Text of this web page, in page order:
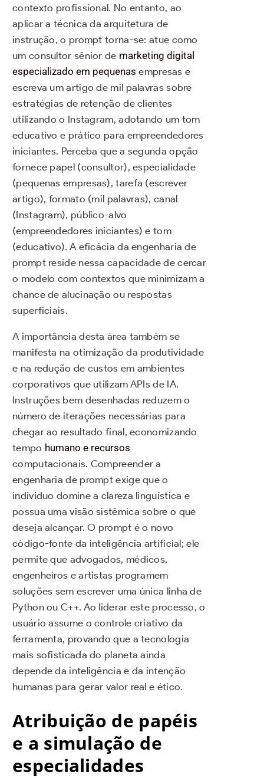
contexto profissional. No entanto, ao
aplicar a técnica da arquitetura de
instrução, o prompt torna-se: atue como
um consultor sênior de marketing digital
especializado em pequenas empresas e
escreva um artigo de mil palavras sobre
estratégias de retenção de clientes
utilizando o Instagram, adotando um tom
educativo e prático para empreendedores
iniciantes. Perceba que a segunda opção
fornece papel (consultor), especialidade
(pequenas empresas), tarefa (escrever
artigo), formato (mil palavras), canal
(Instagram), público-alvo
(empreendedores iniciantes) e tom
(educativo). A eficácia da engenharia de
prompt reside nessa capacidade de cercar
o modelo com contextos que minimizam a
chance de alucinação ou respostas
superficiais.
A importância desta área também se
manifesta na otimização da produtividade
e na redução de custos em ambientes
corporativos que utilizam APIs de IA.
Instruções bem desenhadas reduzem o
número de iterações necessárias para
chegar ao resultado final, economizando
tempo humano e recursos
computacionais. Compreender a
engenharia de prompt exige que o
indivíduo domine a clareza linguística e
possua uma visão sistêmica sobre o que
deseja alcançar. O prompt é o novo
código-fonte da inteligência artificial; ele
permite que advogados, médicos,
engenheiros e artistas programem
soluções sem escrever uma única linha de
Python ou C++. Ao liderar este processo, o
usuário assume o controle criativo da
ferramenta, provando que a tecnologia
mais sofisticada do planeta ainda
depende da inteligência e da intenção
humanas para gerar valor real e ético.
Atribuição de papéis
e a simulação de
especialidades